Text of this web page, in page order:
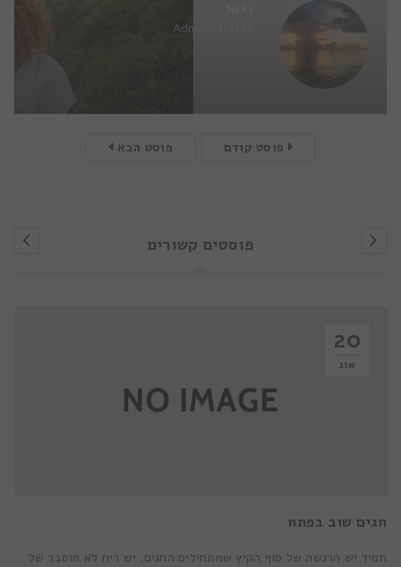
Administrator
פוסט קודם פוסט הבא
פוסטים קשורים
20
אוג
חגים שוב בפתח
תמיד יש הרגשה של סוף הקיץ שמתחילים החגים. יש ריח לא מוסבר של